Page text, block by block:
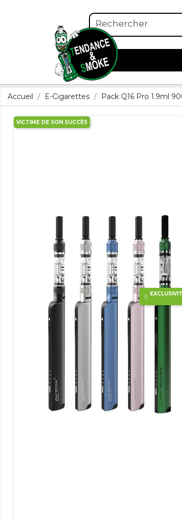
Accueil E-Cigarettes Pack Q16 Pro 1.9ml
VICTIME DE SON SUCCÈS